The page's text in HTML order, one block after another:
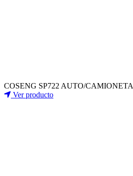
COSENG SP722 AUTO/CAMIONETA
Ver producto